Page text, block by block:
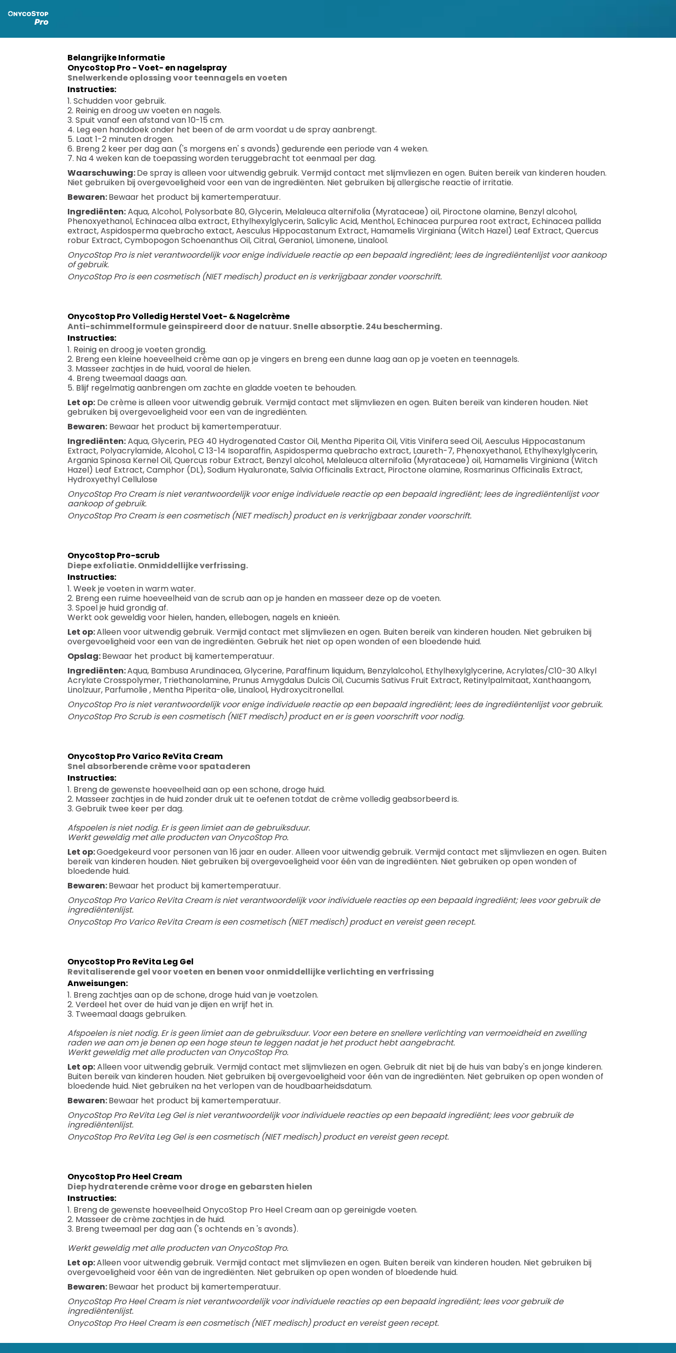
Belangrijke Informatie
OnycoStop Pro - Voet- en nagelspray
Snelwerkende oplossing voor teennagels en voeten
Instructies:
1. Schudden voor gebruik.
2. Reinig en droog uw voeten en nagels.
3. Spuit vanaf een afstand van 10-15 cm.
4. Leg een handdoek onder het been of de arm voordat u de spray aanbrengt.
5. Laat 1-2 minuten drogen.
6. Breng 2 keer per dag aan ('s morgens en' s avonds) gedurende een periode van 4 weken.
7. Na 4 weken kan de toepassing worden teruggebracht tot eenmaal per dag.
Waarschuwing:De spray is alleen voor uitwendig gebruik. Vermijd contact met slijmvliezen en ogen. Buiten bereik van kinderen houden.
Niet gebruiken bij overgevoeligheid voor een van de ingrediënten. Niet gebruiken bij allergische reactie of irritatie.
Bewaren:Bewaar het product bij kamertemperatuur.
Ingrediënten:Aqua, Alcohol, Polysorbate 80, Glycerin, Melaleuca alternifolia (Myrataceae) oil, Piroctone olamine, Benzyl alcohol,
Phenoxyethanol, Echinacea alba extract, Ethylhexylglycerin, Salicylic Acid, Menthol, Echinacea purpurea root extract, Echinacea pallida
extract, Aspidosperma quebracho extact, Aesculus Hippocastanum Extract, Hamamelis Virginiana (Witch Hazel) Leaf Extract, Quercus
robur Extract, Cymbopogon Schoenanthus Oil, Citral, Geraniol, Limonene, Linalool.
OnycoStop Pro is niet verantwoordelijk voor enige individuele reactie op een bepaald ingrediënt; lees de ingrediëntenlijst voor aankoop
of gebruik.
OnycoStop Pro is een cosmetisch (NIET medisch) product en is verkrijgbaar zonder voorschrift.
OnycoStop Pro Volledig Herstel Voet- & Nagelcrème
Anti-schimmelformule geinspireerd door de natuur. Snelle absorptie. 24u bescherming.
Instructies:
1. Reinig en droog je voeten grondig.
2. Breng een kleine hoeveelheid crème aan op je vingers en breng een dunne laag aan op je voeten en teennagels.
3. Masseer zachtjes in de huid, vooral de hielen.
4. Breng tweemaal daags aan.
5. Blijf regelmatig aanbrengen om zachte en gladde voeten te behouden.
Let op: De crème is alleen voor uitwendig gebruik. Vermijd contact met slijmvliezen en ogen. Buiten bereik van kinderen houden. Niet
gebruiken bij overgevoeligheid voor een van de ingrediënten.
Bewaren: Bewaar het product bij kamertemperatuur.
Ingrediënten:Aqua, Glycerin, PEG 40 Hydrogenated Castor Oil, Mentha Piperita Oil, Vitis Vinifera seed Oil, Aesculus Hippocastanum
Extract, Polyacrylamide, Alcohol, C 13-14 Isoparaffin, Aspidosperma quebracho extract, Laureth-7, Phenoxyethanol, Ethylhexylglycerin,
Argania Spinosa Kernel Oil, Quercus robur Extract, Benzyl alcohol, Melaleuca alternifolia (Myrataceae) oil, Hamamelis Virginiana (Witch
Hazel) Leaf Extract, Camphor (DL), Sodium Hyaluronate, Salvia Officinalis Extract, Piroctone olamine, Rosmarinus Officinalis Extract,
Hydroxyethyl Cellulose
OnycoStop Pro Cream is niet verantwoordelijk voor enige individuele reactie op een bepaald ingrediënt; lees de ingrediëntenlijst voor
aankoop of gebruik.
OnycoStop Pro Cream is een cosmetisch (NIET medisch) product en is verkrijgbaar zonder voorschrift.
OnycoStop Pro-scrub
Diepe exfoliatie. Onmiddellijke verfrissing.
Instructies:
1. Week je voeten in warm water.
2. Breng een ruime hoeveelheid van de scrub aan op je handen en masseer deze op de voeten.
3. Spoel je huid grondig af.
Werkt ook geweldig voor hielen, handen, ellebogen, nagels en knieën.
Let op:Alleen voor uitwendig gebruik. Vermijd contact met slijmvliezen en ogen. Buiten bereik van kinderen houden. Niet gebruiken bij
overgevoeligheid voor een van de ingrediënten. Gebruik het niet op open wonden of een bloedende huid.
Opslag:Bewaar het product bij kamertemperatuur.
Ingrediënten:Aqua, Bambusa Arundinacea, Glycerine, Paraffinum liquidum, Benzylalcohol, Ethylhexylglycerine, Acrylates/C10-30 Alkyl
Acrylate Crosspolymer, Triethanolamine, Prunus Amygdalus Dulcis Oil, Cucumis Sativus Fruit Extract, Retinylpalmitaat, Xanthaangom,
Linolzuur, Parfumolie , Mentha Piperita-olie, Linalool, Hydroxycitronellal.
OnycoStop Pro is niet verantwoordelijk voor enige individuele reactie op een bepaald ingrediënt; lees de ingrediëntenlijst voor gebruik.
OnycoStop Pro Scrub is een cosmetisch (NIET medisch) product en er is geen voorschrift voor nodig.
OnycoStop Pro Varico ReVita Cream
Snel absorberende crème voor spataderen
Instructies:
1. Breng de gewenste hoeveelheid aan op een schone, droge huid.
2. Masseer zachtjes in de huid zonder druk uit te oefenen totdat de crème volledig geabsorbeerd is.
3. Gebruik twee keer per dag.
Afspoelen is niet nodig. Er is geen limiet aan de gebruiksduur.
Werkt geweldig met alle producten van OnycoStop Pro.
Let op:Goedgekeurd voor personen van 16 jaar en ouder. Alleen voor uitwendig gebruik. Vermijd contact met slijmvliezen en ogen. Buiten
bereik van kinderen houden. Niet gebruiken bij overgevoeligheid voor één van de ingrediënten. Niet gebruiken op open wonden of
bloedende huid.
Bewaren:Bewaar het product bij kamertemperatuur.
OnycoStop Pro Varico ReVita Cream is niet verantwoordelijk voor individuele reacties op een bepaald ingrediënt; lees voor gebruik de
ingrediëntenlijst.
OnycoStop Pro Varico ReVita Cream is een cosmetisch (NIET medisch) product en vereist geen recept.
OnycoStop Pro ReVita Leg Gel
Revitaliserende gel voor voeten en benen voor onmiddellijke verlichting en verfrissing
Anweisungen:
1. Breng zachtjes aan op de schone, droge huid van je voetzolen.
2. Verdeel het over de huid van je dijen en wrijf het in.
3. Tweemaal daags gebruiken.
Afspoelen is niet nodig. Er is geen limiet aan de gebruiksduur. Voor een betere en snellere verlichting van vermoeidheid en zwelling
raden we aan om je benen op een hoge steun te leggen nadat je het product hebt aangebracht.
Werkt geweldig met alle producten van OnycoStop Pro.
Let op:Alleen voor uitwendig gebruik. Vermijd contact met slijmvliezen en ogen. Gebruik dit niet bij de huis van baby's en jonge kinderen.
Buiten bereik van kinderen houden. Niet gebruiken bij overgevoeligheid voor één van de ingrediënten. Niet gebruiken op open wonden of
bloedende huid. Niet gebruiken na het verlopen van de houdbaarheidsdatum.
Bewaren:Bewaar het product bij kamertemperatuur.
OnycoStop Pro ReVita Leg Gel is niet verantwoordelijk voor individuele reacties op een bepaald ingrediënt; lees voor gebruik de
ingrediëntenlijst.
OnycoStop Pro ReVita Leg Gel is een cosmetisch (NIET medisch) product en vereist geen recept.
OnycoStop Pro Heel Cream
Diep hydraterende crème voor droge en gebarsten hielen
Instructies:
1. Breng de gewenste hoeveelheid OnycoStop Pro Heel Cream aan op gereinigde voeten.
2. Masseer de crème zachtjes in de huid.
3. Breng tweemaal per dag aan ('s ochtends en 's avonds).
Werkt geweldig met alle producten van OnycoStop Pro.
Let op:Alleen voor uitwendig gebruik. Vermijd contact met slijmvliezen en ogen. Buiten bereik van kinderen houden. Niet gebruiken bij
overgevoeligheid voor één van de ingrediënten. Niet gebruiken op open wonden of bloedende huid.
Bewaren:Bewaar het product bij kamertemperatuur.
OnycoStop Pro Heel Cream is niet verantwoordelijk voor individuele reacties op een bepaald ingrediënt; lees voor gebruik de
ingrediëntenlijst.
OnycoStop Pro Heel Cream is een cosmetisch (NIET medisch) product en vereist geen recept.